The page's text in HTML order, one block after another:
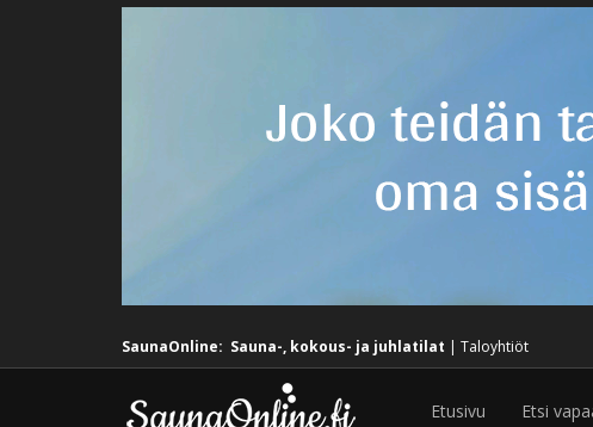
SaunaOnline: Sauna-, kokous- ja juhlatilat | Taloyhtiöt
Etusivu Etsi